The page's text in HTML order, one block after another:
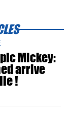
Mickey:
arrive
!